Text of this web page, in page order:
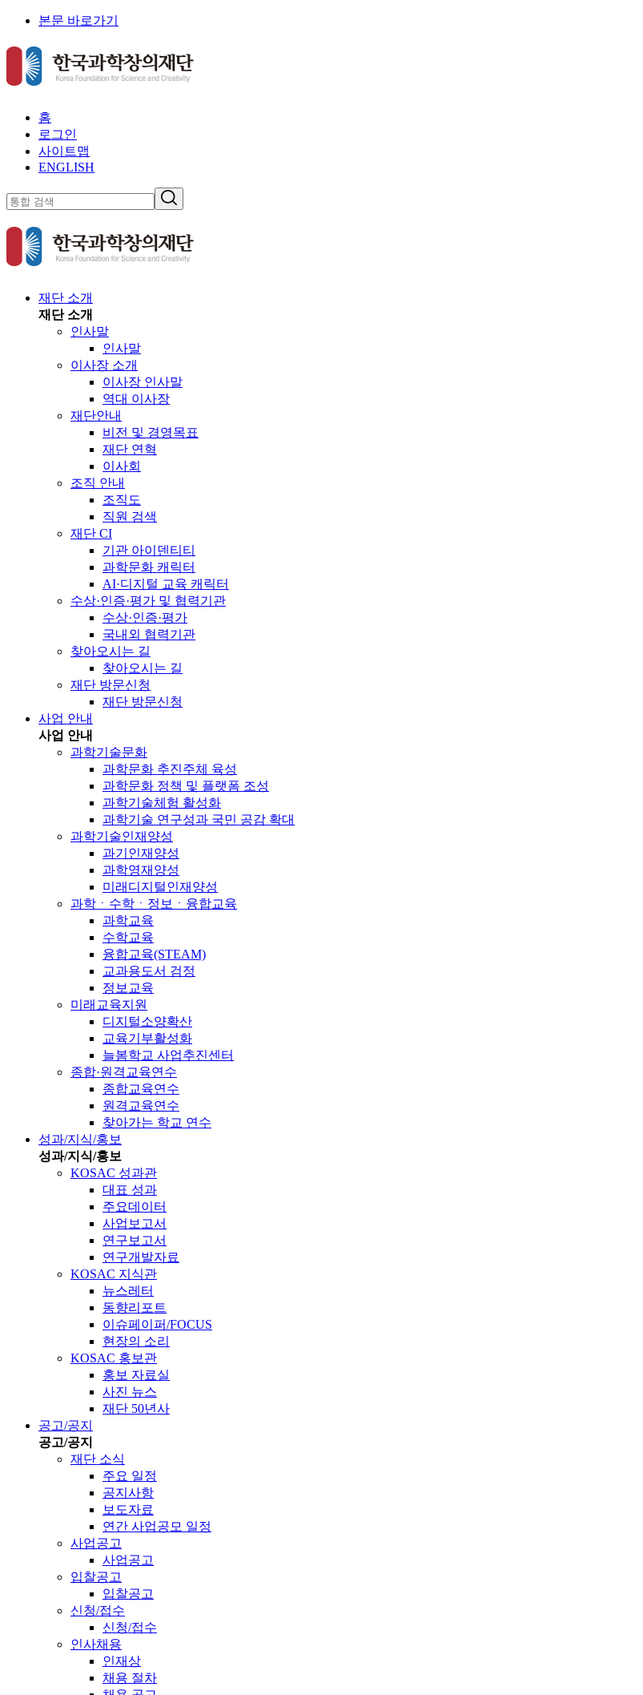
본문 바로가기
홈
로그인
사이트맵
ENGLISH
재단 소개
재단 소개
인사말
인사말
이사장 소개
이사장 인사말
역대 이사장
재단안내
비전 및 경영목표
재단 연혁
이사회
조직 안내
조직도
직원 검색
재단 CI
기관 아이덴티티
과학문화 캐릭터
AI·디지털 교육 캐릭터
수상·인증·평가 및 협력기관
수상·인증·평가
국내외 협력기관
찾아오시는 길
찾아오시는 길
재단 방문신청
재단 방문신청
사업 안내
사업 안내
과학기술문화
과학문화 추진주체 육성
과학문화 정책 및 플랫폼 조성
과학기술체험 활성화
과학기술 연구성과 국민 공감 확대
과학기술인재양성
과기인재양성
과학영재양성
미래디지털인재양성
과학ㆍ수학ㆍ정보ㆍ융합교육
과학교육
수학교육
융합교육(STEAM)
교과용도서 검정
정보교육
미래교육지원
디지털소양확산
교육기부활성화
늘봄학교 사업추진센터
종합·원격교육연수
종합교육연수
원격교육연수
찾아가는 학교 연수
성과/지식/홍보
성과/지식/홍보
KOSAC 성과관
대표 성과
주요데이터
사업보고서
연구보고서
연구개발자료
KOSAC 지식관
뉴스레터
동향리포트
이슈페이퍼/FOCUS
현장의 소리
KOSAC 홍보관
홍보 자료실
사진 뉴스
재단 50년사
공고/공지
공고/공지
재단 소식
주요 일정
공지사항
보도자료
연간 사업공모 일정
사업공고
사업공고
입찰공고
입찰공고
신청/접수
신청/접수
인사채용
인재상
채용 절차